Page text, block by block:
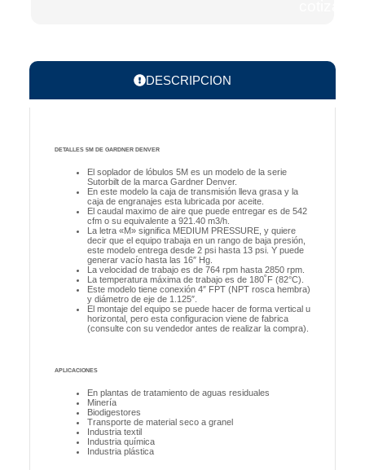
DESCRIPCION
DETALLES 5M DE GARDNER DENVER
El soplador de lóbulos 5M es un modelo de la serie
Sutorbilt de la marca Gardner Denver.
En este modelo la caja de transmisión lleva grasa y la
caja de engranajes esta lubricada por aceite.
El caudal maximo de aire que puede entregar es de 542
cfm o su equivalente a 921.40 m3/h.
La letra «M» significa MEDIUM PRESSURE, y quiere
decir que el equipo trabaja en un rango de baja presión,
este modelo entrega desde 2 psi hasta 13 psi. Y puede
generar vacío hasta las 16″ Hg.
La velocidad de trabajo es de 764 rpm hasta 2850 rpm.
La temperatura máxima de trabajo es de 180˚F (82°C).
Este modelo tiene conexión 4″ FPT (NPT rosca hembra)
y diámetro de eje de 1.125″.
El montaje del equipo se puede hacer de forma vertical u
horizontal, pero esta configuracion viene de fabrica
(consulte con su vendedor antes de realizar la compra).
APLICACIONES
En plantas de tratamiento de aguas residuales
Minería
Biodigestores
Transporte de material seco a granel
Industria textil
Industria química
Industria plástica